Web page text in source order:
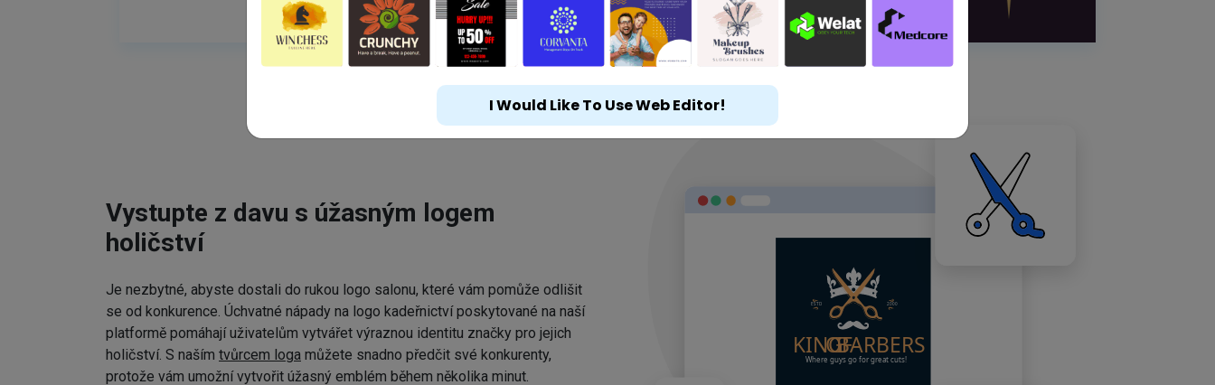
Vystupte z davu s úžasným logem
holičství
Je nezbytné, abyste dostali do rukou logo salonu, které vám pomůže odlišit
se od konkurence. Úchvatné nápady na logo kadeřnictví poskytované na naší
platformě pomáhají uživatelům vytvářet výraznou identitu značky pro jejich
holičství. S naším tvůrcem loga můžete snadno předčit své konkurenty,
protože vám umožní vytvořit úžasný emblém během několika minut.
I Would Like To Use Web Editor!